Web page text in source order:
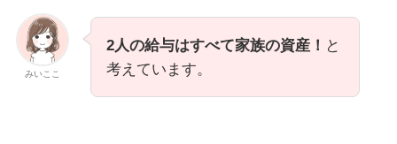
みいここ
2人の給与はすべて家族の資産！ と
考えています。